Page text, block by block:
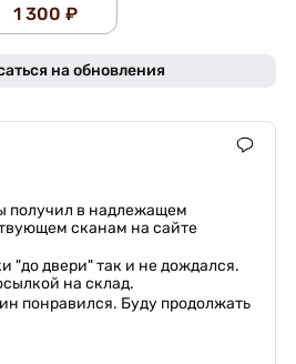
1 300 ₽
на обновления
получил в надлежащем
сканам на сайте
"до двери" так и не дождался.
на склад.
понравился. Буду продолжать